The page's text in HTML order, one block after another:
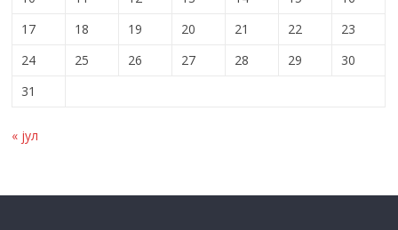
17
18 19 20 21 22
23
24
25 26 27 28 29
30
31
« јул